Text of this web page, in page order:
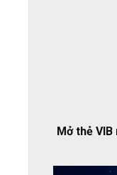
Mở thẻ